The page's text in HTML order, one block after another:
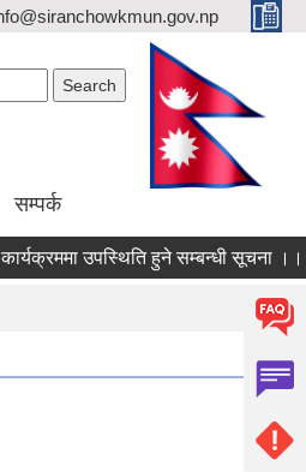
सम्पर्क
उपस्थिति हुने सम्बन्धी सूचना ।।